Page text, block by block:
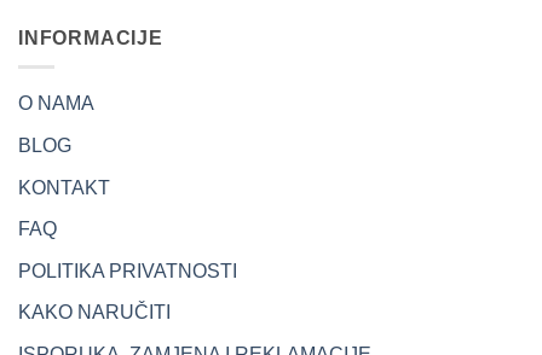
INFORMACIJE
O NAMA
BLOG
KONTAKT
FAQ
POLITIKA PRIVATNOSTI
KAKO NARUČITI